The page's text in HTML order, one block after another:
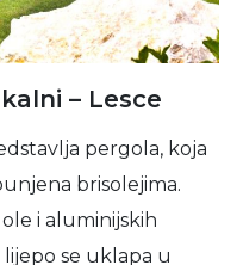
– Lesce
pergola, koja
brisolejima.
i aluminijskih
se uklapa u